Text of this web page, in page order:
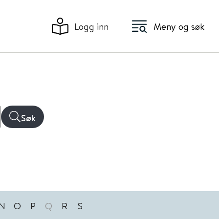
Logg inn Meny og søk
Søk
O P Q R S